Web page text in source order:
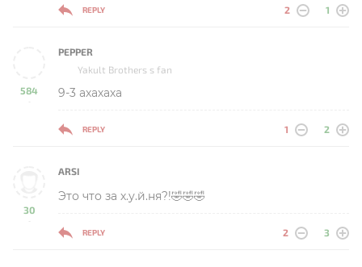
REPLY 2 1
584
-
PEPPER
Yakult Brothers s fan
9-3 ахахаха
REPLY 1 2
30
-
ARSI
Это что за х.у.й.ня?!🤣🤣🤣
REPLY 2 3